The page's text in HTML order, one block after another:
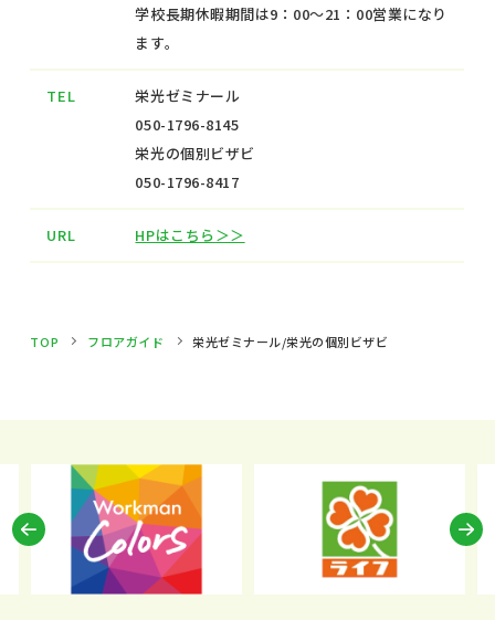
学校長期休暇期間は9：00～21：00営業になり
ます。
TEL
栄光ゼミナール
050-1796-8145
栄光の個別ビザビ
050-1796-8417
URL HPはこちら＞＞
TOP フロアガイド 栄光ゼミナール/栄光の個別ビザビ
Previous